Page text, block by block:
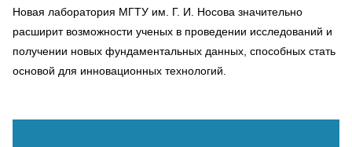
Новая лаборатория МГТУ им. Г. И. Носова значительно
расширит возможности ученых в проведении исследований и
получении новых фундаментальных данных, способных стать
основой для инновационных технологий.